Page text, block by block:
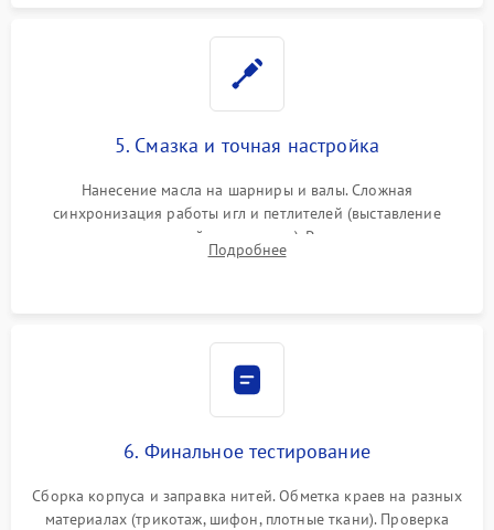
5. Смазка и точная настройка
Нанесение масла на шарниры и валы. Сложная
синхронизация работы игл и петлителей (выставление
зазоров до сотых долей миллиметра). Регулировка прижима
ножей, ширины обметки и хода дифференциального
Подробнее
6. Финальное тестирование
Сборка корпуса и заправка нитей. Обметка краев на разных
материалах (трикотаж, шифон, плотные ткани). Проверка